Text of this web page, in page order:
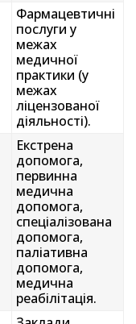
Фармацевтичні
послуги у
межах
медичної
практики (у
межах
ліцензованої
діяльності).
Екстрена
допомога,
первинна
медична
допомога,
спеціалізована
допомога,
паліативна
допомога,
медична
реабілітація.